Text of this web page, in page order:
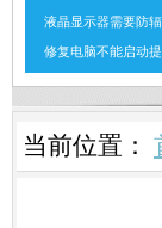
液晶显示器需要防
修复电脑不能启动
当前位置：